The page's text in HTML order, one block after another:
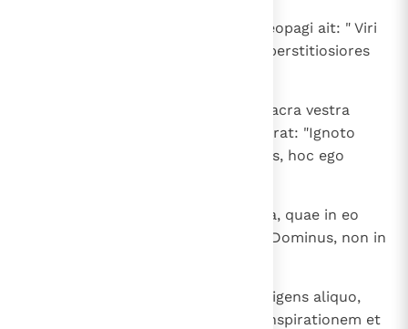
Stans autem Paulus in medio Areopagi ait: " Viri
Athenienses, per omnia quasi superstitiosiores
praeteriens enim et videns simulacra vestra
inveni et aram, in qua scriptum erat: "Ignoto
deo". Quod ergo ignorantes colitis, hoc ego
Deus, qui fecit mundum et omnia, quae in eo
sunt, hic, caeli et terrae cum sit Dominus, non in
nec manibus humanis colitur indigens aliquo,
cum ipse det omnibus vitam et inspirationem et